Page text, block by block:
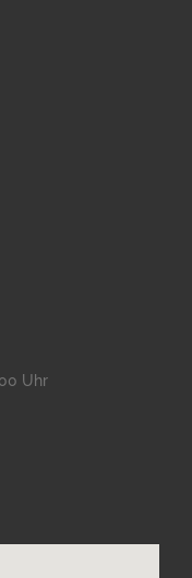
Uhr